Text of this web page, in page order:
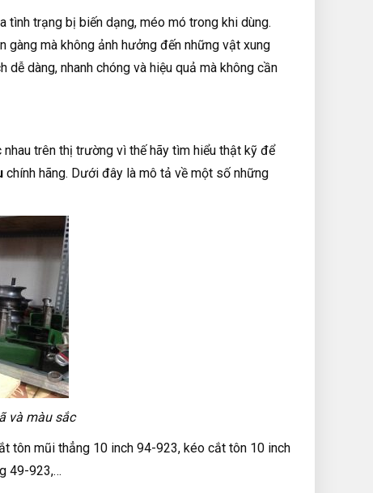
trạng bị biến dạng, méo mó trong khi dùng.
mà không ảnh hưởng đến những vật xung
dàng, nhanh chóng và hiệu quả mà không cần
trên thị trường vì thế hãy tìm hiểu thật kỹ để
chính hãng. Dưới đây là mô tả về một số những
và màu sắc
tôn mũi thẳng 10 inch 94-923, kéo cắt tôn 10 inch
49-923,…